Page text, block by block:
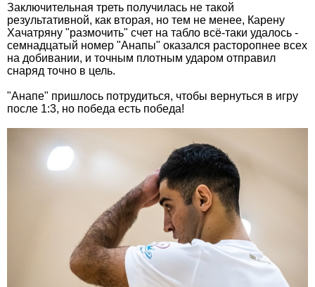
Заключительная треть получилась не такой
результативной, как вторая, но тем не менее, Карену
Хачатряну "размочить" счет на табло всё-таки удалось -
семнадцатый номер "Анапы" оказался расторопнее всех
на добивании, и точным плотным ударом отправил
снаряд точно в цель.
"Анапе" пришлось потрудиться, чтобы вернуться в игру
после 1:3, но победа есть победа!